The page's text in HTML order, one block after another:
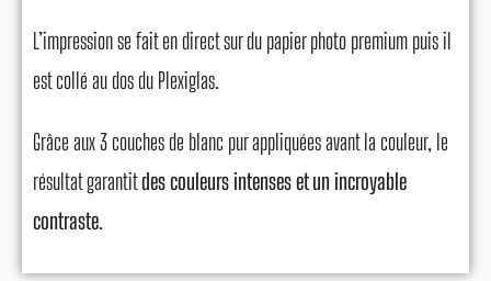
L’impression se fait en direct sur du papier photo premium puis il
est collé au dos du Plexiglas.
Grâce aux 3 couches de blanc pur appliquées avant la couleur, le
résultat garantitdes couleurs intenses et un incroyable
contraste.